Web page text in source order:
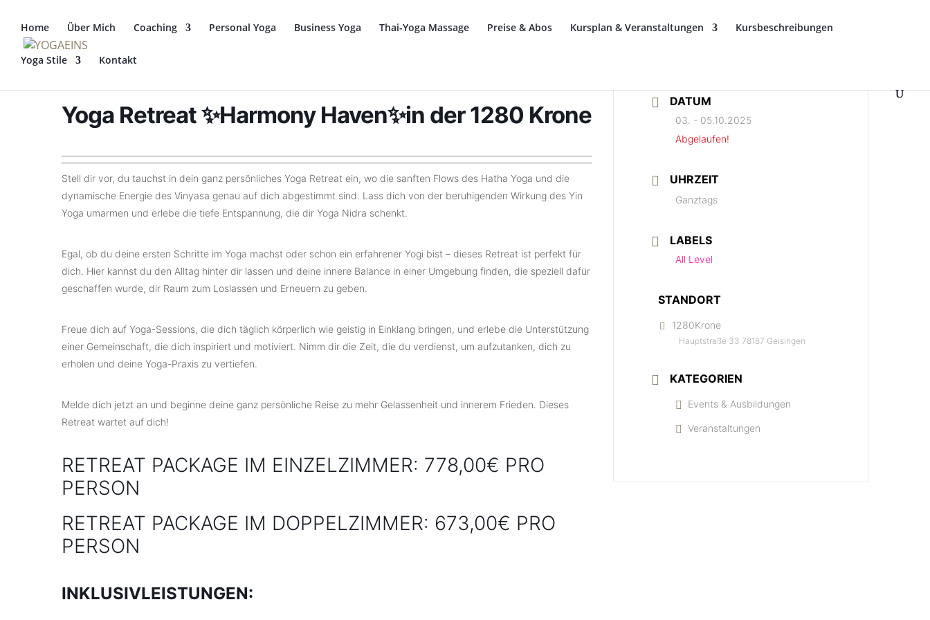
Home Über Mich Coaching Personal Yoga Business Yoga Thai-Yoga Massage Preise & Abos Kursplan & Veranstaltungen Kursbeschreibungen
Yoga Stile Kontakt
Yoga Retreat ✨Harmony Haven✨in der 1280 Krone
Stell dir vor, du tauchst in dein ganz persönliches Yoga Retreat ein, wo die sanften Flows des Hatha Yoga und die
dynamische Energie des Vinyasa genau auf dich abgestimmt sind. Lass dich von der beruhigenden Wirkung des Yin
Yoga umarmen und erlebe die tiefe Entspannung, die dir Yoga Nidra schenkt.
Egal, ob du deine ersten Schritte im Yoga machst oder schon ein erfahrener Yogi bist – dieses Retreat ist perfekt für
dich. Hier kannst du den Alltag hinter dir lassen und deine innere Balance in einer Umgebung finden, die speziell dafür
geschaffen wurde, dir Raum zum Loslassen und Erneuern zu geben.
Freue dich auf Yoga-Sessions, die dich täglich körperlich wie geistig in Einklang bringen, und erlebe die Unterstützung
einer Gemeinschaft, die dich inspiriert und motiviert. Nimm dir die Zeit, die du verdienst, um aufzutanken, dich zu
erholen und deine Yoga-Praxis zu vertiefen.
Melde dich jetzt an und beginne deine ganz persönliche Reise zu mehr Gelassenheit und innerem Frieden. Dieses
Retreat wartet auf dich!
RETREAT PACKAGE IM EINZELZIMMER: 778,00€ PRO
PERSON
RETREAT PACKAGE IM DOPPELZIMMER: 673,00€ PRO
PERSON
INKLUSIVLEISTUNGEN:
DATUM
03. - 05.10.2025
Abgelaufen!
UHRZEIT
Ganztags
LABELS
All Level
STANDORT
1280Krone
Hauptstraße 33 78187 Geisingen
KATEGORIEN
Events & Ausbildungen
Veranstaltungen